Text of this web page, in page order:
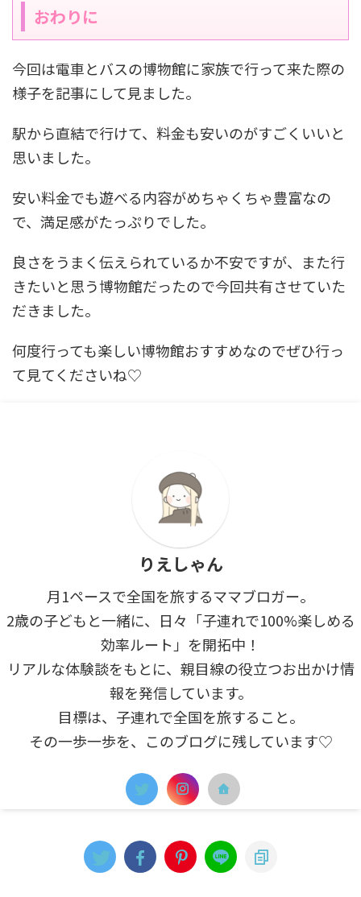
おわりに
今回は電車とバスの博物館に家族で行って来た際の
様子を記事にして見ました。
駅から直結で行けて、料金も安いのがすごくいいと
思いました。
安い料金でも遊べる内容がめちゃくちゃ豊富なの
で、満足感がたっぷりでした。
良さをうまく伝えられているか不安ですが、また行
きたいと思う博物館だったので今回共有させていた
だきました。
何度行っても楽しい博物館おすすめなのでぜひ行っ
て見てくださいね♡
りえしゃん
月1ペースで全国を旅するママブロガー。
2歳の子どもと一緒に、日々「子連れで100%楽しめる
効率ルート」を開拓中！
リアルな体験談をもとに、親目線の役立つお出かけ情
報を発信しています。
目標は、子連れで全国を旅すること。
その一歩一歩を、このブログに残しています♡